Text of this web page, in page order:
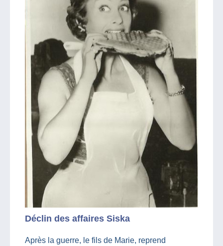
Déclin des affaires Siska
Après la guerre, le fils de Marie, reprend